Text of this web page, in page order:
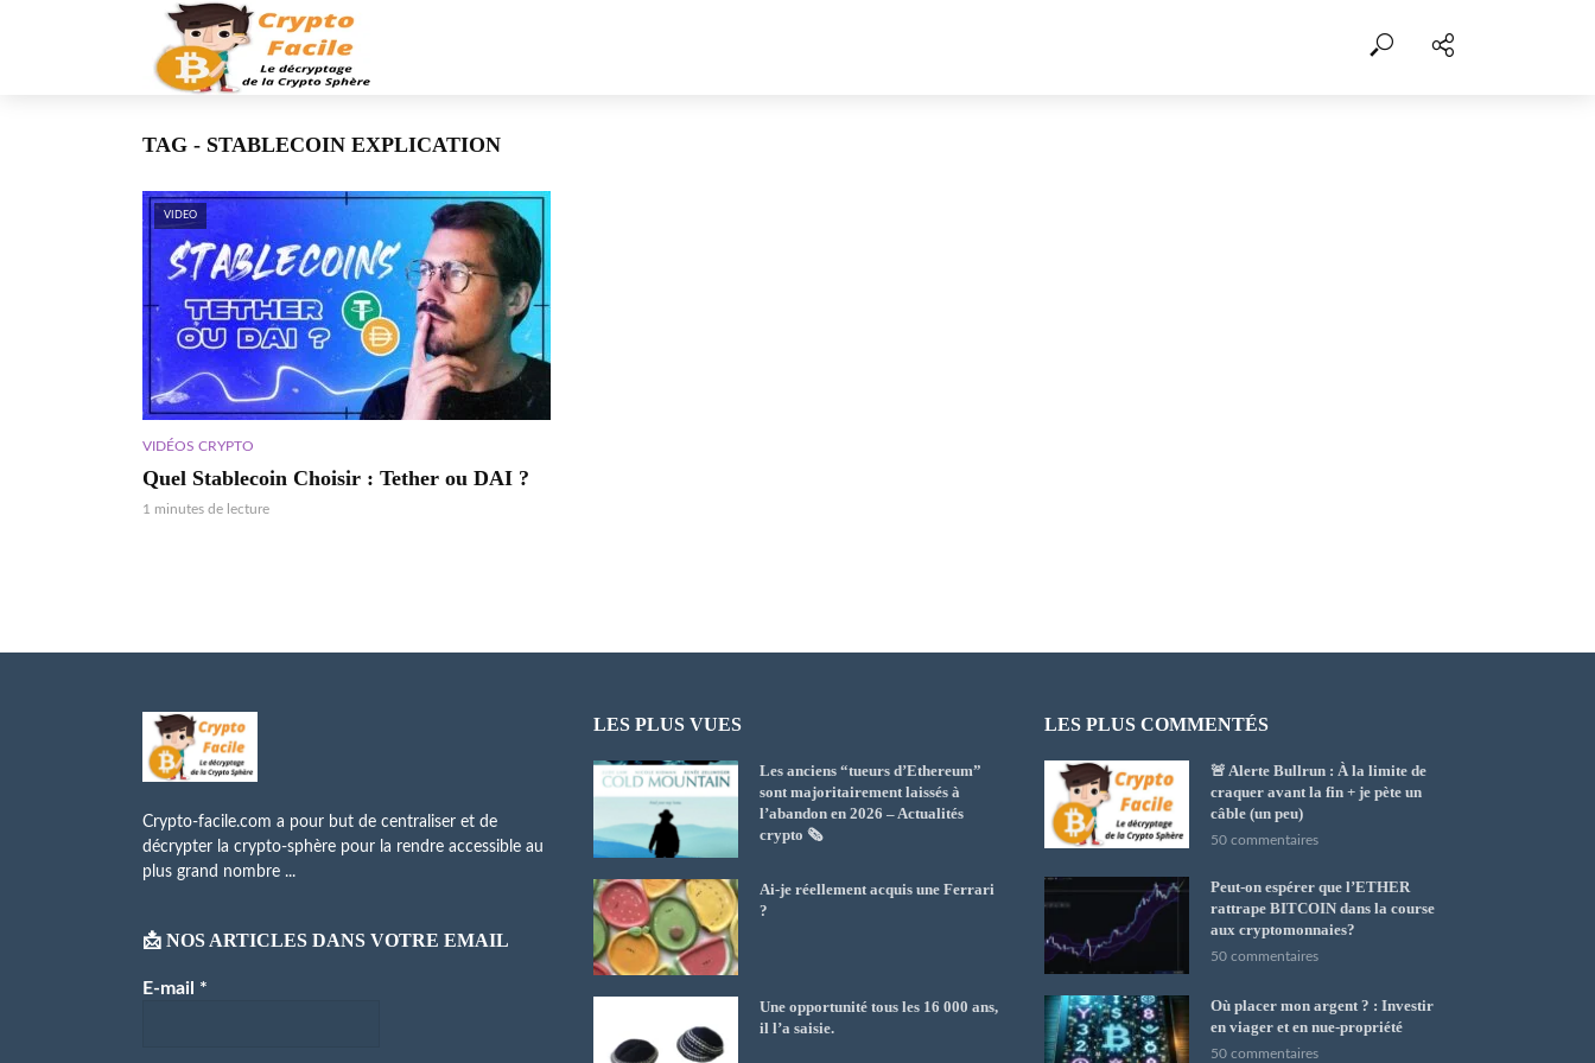
TAG - STABLECOIN EXPLICATION
VIDEO
VIDÉOS CRYPTO
Quel Stablecoin Choisir : Tether ou DAI ?
1 minutes de lecture
Crypto-facile.com a pour but de centraliser et de
décrypter la crypto-sphère pour la rendre accessible au
plus grand nombre ...
📩 NOS ARTICLES DANS VOTRE EMAIL
E-mail *
LES PLUS VUES
Les anciens “tueurs d’Ethereum”
sont majoritairement laissés à
l’abandon en 2026 – Actualités
crypto 🗞️
Ai-je réellement acquis une Ferrari
?
Une opportunité tous les 16 000 ans,
il l’a saisie.
LES PLUS COMMENTÉS
🚨 Alerte Bullrun : À la limite de
craquer avant la fin + je pète un
câble (un peu)
50 commentaires
Peut-on espérer que l’ETHER
rattrape BITCOIN dans la course
aux cryptomonnaies?
50 commentaires
Où placer mon argent ? : Investir
en viager et en nue-propriété
50 commentaires